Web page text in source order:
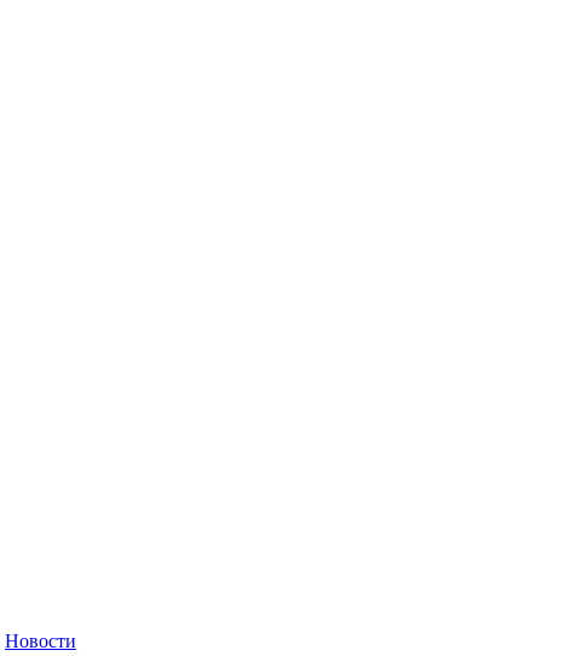
Новости